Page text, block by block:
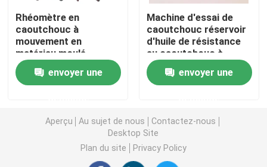
Machine d'équilibrage dynamique
Machine d'essai en caoutchouc
Équipement d'essai automobile
Équipement d'essai de laboratoire en plastique
Rhéomètre en
caoutchouc à
mouvement en
matériau moulé
Régulation par
ordinateur Rencontre
de la norme ASTM
envoyer une
Machine d'essai de
caoutchouc réservoir
d'huile de résistance
au caoutchouc à
température
constante avec tasse
d'essai ISO-1817
envoyer une
Aperçu Au sujet de nous
Contactez-nous
Desktop Site
Plan du site
Privacy Policy